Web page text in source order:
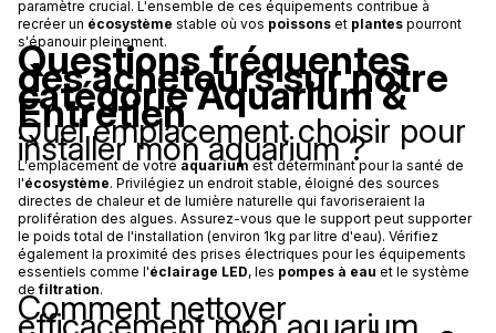
paramètre crucial. L'ensemble de ces équipements contribue à
recréer un écosystème stable où vos poissons et plantes pourront
s'épanouir pleinement.
Questions fréquentes
des acheteurs sur notre
catégorie Aquarium &
Entretien
Quel emplacement choisir pour
installer mon aquarium ?
L'emplacement de votre aquariumest déterminant pour la santé de
l'écosystème. Privilégiez un endroit stable, éloigné des sources
directes de chaleur et de lumière naturelle qui favoriseraient la
prolifération des algues. Assurez-vous que le support peut supporter
le poids total de l'installation (environ 1kg par litre d'eau). Vérifiez
également la proximité des prises électriques pour les équipements
essentiels comme l'éclairage LED, les pompes à eau et le système
defiltration.
Comment nettoyer